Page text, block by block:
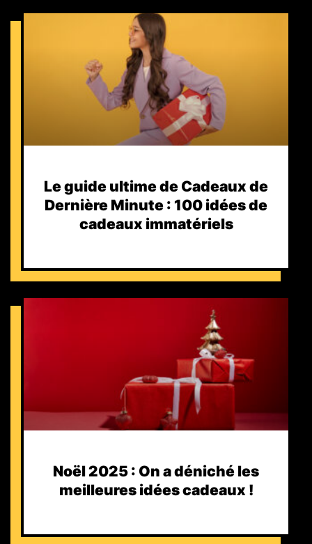
Le guide ultime de Cadeaux de
Dernière Minute : 100 idées de
cadeaux immatériels
Noël 2025 : On a déniché les
meilleures idées cadeaux !